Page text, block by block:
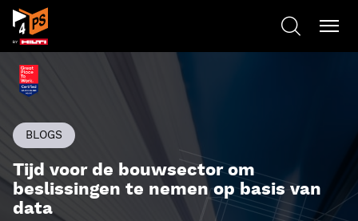
BLOGS
Tijd voor de bouwsector om
beslissingen te nemen op basis van
data